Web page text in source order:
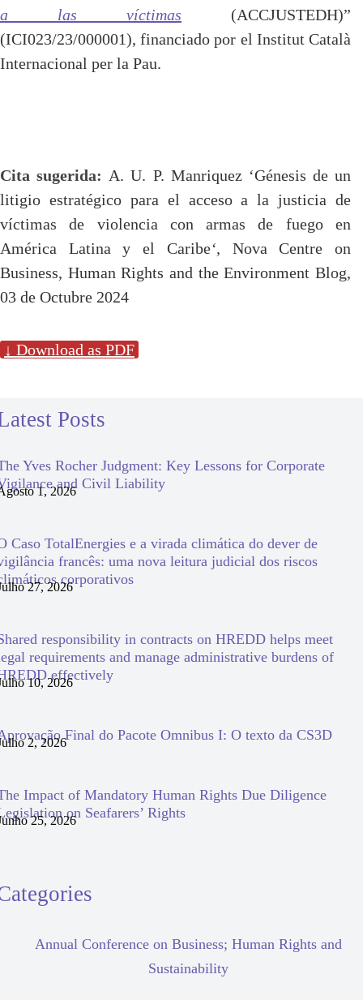
a las víctimas (ACCJUSTEDH)”
(ICI023/23/000001), financiado por el Institut Català
Internacional per la Pau.
Cita sugerida: A. U. P. Manriquez ‘Génesis de un
litigio estratégico para el acceso a la justicia de
víctimas de violencia con armas de fuego en
América Latina y el Caribe‘, Nova Centre on
Business, Human Rights and the Environment Blog,
03 de Octubre 2024
↓ Download as PDF
Posts
Yves Rocher Judgment: Key Lessons for Corporate
and Civil Liability
1, 2026
Caso TotalEnergies e a virada climática do dever de
francês: uma nova leitura judicial dos riscos
corporativos
27, 2026
responsibility in contracts on HREDD helps meet
requirements and manage administrative burdens of
effectively
10, 2026
Final do Pacote Omnibus I: O texto da CS3D
2, 2026
Impact of Mandatory Human Rights Due Diligence
on Seafarers’ Rights
25, 2026
Annual Conference on Business; Human Rights and
Sustainability